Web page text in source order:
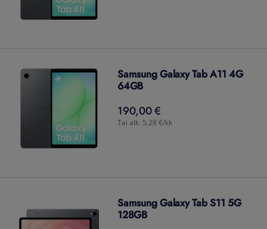
Samsung Galaxy Tab A11 4G
64GB
190,00 €
190,00€
Tai alk. 5,28 €/kk
Samsung Galaxy Tab S11 5G
128GB